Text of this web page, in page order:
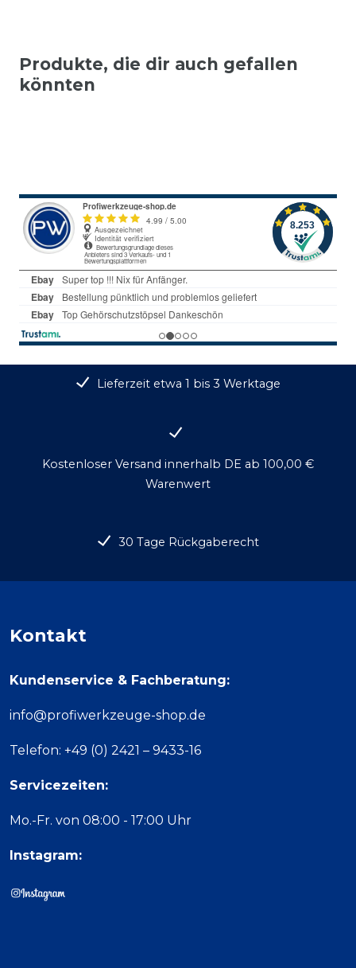
Produkte, die dir auch gefallen
könnten
Lieferzeit etwa 1 bis 3 Werktage
Kostenloser Versand innerhalb DE ab 100,00 €
Warenwert
30 Tage Rückgaberecht
Kontakt
Kundenservice & Fachberatung:
info@profiwerkzeuge-shop.de
Telefon: +49 (0) 2421 – 9433-16
Servicezeiten:
Mo.-Fr. von 08:00 - 17:00 Uhr
Instagram: